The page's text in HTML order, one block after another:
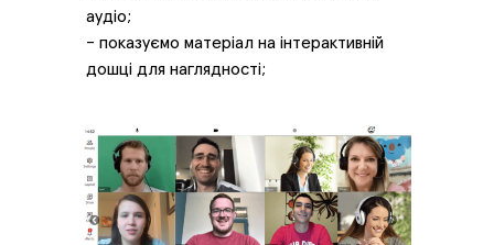
аудіо;
- показуємо матеріал на інтерактивній
дошці для наглядності;